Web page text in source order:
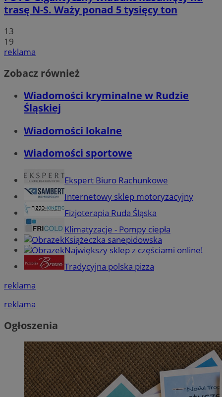
trasę N-S. Waży ponad 5 tysięcy ton
13
19
reklama
Zobacz również
Wiadomości kryminalne w Rudzie
Śląskiej
Wiadomości lokalne
Wiadomości sportowe
Ekspert Biuro Rachunkowe
Internetowy sklep motoryzacyjny
Fizjoterapia Ruda Śląska
Klimatyzacje - Pompy ciepła
Książeczka sanepidowska
Największy sklep z częściami online!
Tradycyjna polska pizza
reklama
reklama
Ogłoszenia